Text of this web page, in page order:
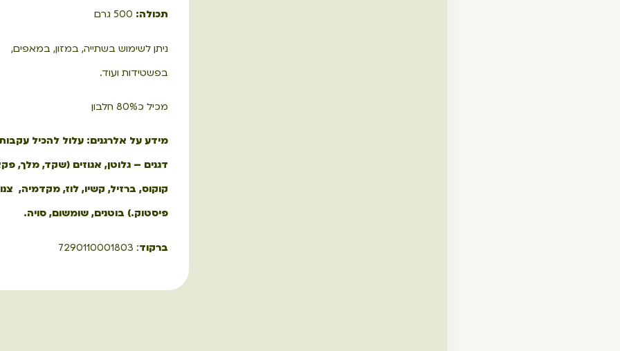
תכולה:
ניתן לשימוש בשתייה, במזון, במאפים,
בפשטידות ועוד.
מכיל כ80% חלבון
מידע על אלרגנים: עלול להכיל
דגנים – גלוטן, אגוזים (שקד, מלך,
קוקוס, ברזיל, קשיו, לוז, מקדמיה,
פיסטוק.) בוטנים, שומשום, סויה.
ברקוד: 7290110001803